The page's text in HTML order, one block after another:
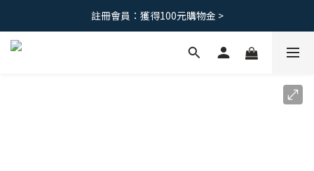
免運優惠｜台灣滿 1500 ，港澳滿2500